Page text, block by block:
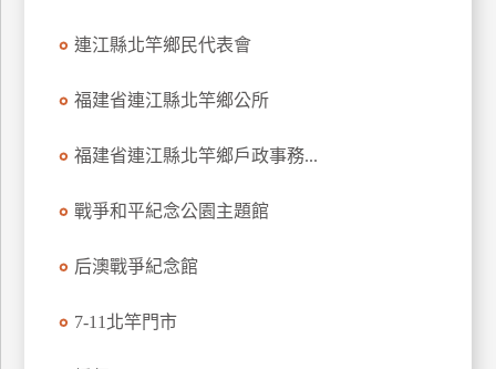
連江縣北竿鄉民代表會
福建省連江縣北竿鄉公所
福建省連江縣北竿鄉戶政事務...
戰爭和平紀念公園主題館
后澳戰爭紀念館
7-11北竿門市